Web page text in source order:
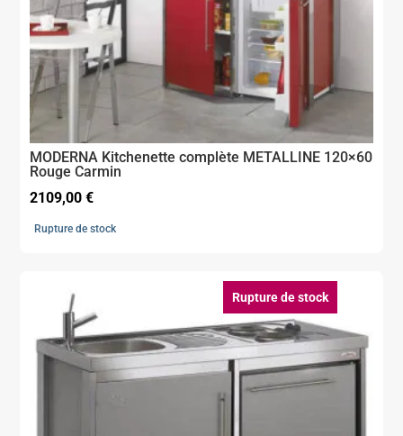
MODERNA Kitchenette complète METALLINE 120×60
Rouge Carmin
2109,00€
Rupture de stock
Rupture de stock